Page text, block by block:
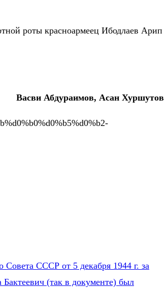
роты красноармеец Ибодлаев Арип
Васви Абдураимов, Асан Хуршутов
Совета СССР от 5 декабря 1944 г. за
(так в документе) был